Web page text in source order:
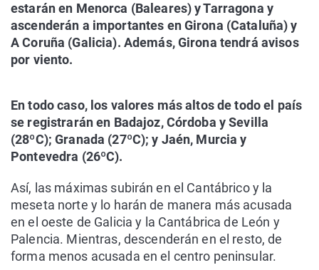
estarán en Menorca (Baleares) y Tarragona y
ascenderán a importantes en Girona (Cataluña) y
A Coruña (Galicia). Además, Girona tendrá avisos
por viento.
En todo caso, los valores más altos de todo el país
se registrarán en Badajoz, Córdoba y Sevilla
(28ºC); Granada (27ºC); y Jaén, Murcia y
Pontevedra (26ºC).
Así, las máximas subirán en el Cantábrico y la
meseta norte y lo harán de manera más acusada
en el oeste de Galicia y la Cantábrica de León y
Palencia. Mientras, descenderán en el resto, de
forma menos acusada en el centro peninsular.